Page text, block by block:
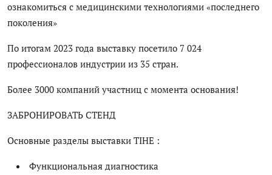
ознакомиться с медицинскими технологиями «последнего
поколения»
По итогам 2023 года выставку посетило 7 024
профессионалов индустрии из 35 стран.
Более 3000 компаний участниц с момента основания!
ЗАБРОНИРОВАТЬ СТЕНД
Основные разделы выставки TIHE :
Функциональная диагностика